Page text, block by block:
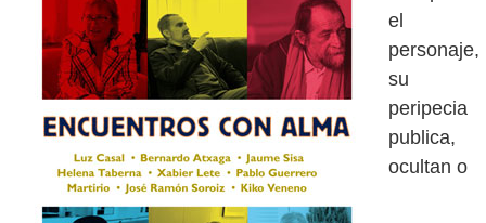
el
personaje,
su
peripecia
publica,
ocultan o